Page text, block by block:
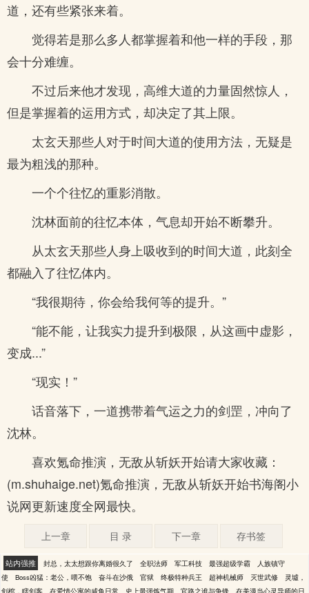
道，还有些紧张来着。
觉得若是那么多人都掌握着和他一样的手段，那
会十分难缠。
不过后来他才发现，高维大道的力量固然惊人，
但是掌握着的运用方式，却决定了其上限。
太玄天那些人对于时间大道的使用方法，无疑是
最为粗浅的那种。
一个个往忆的重影消散。
沈林面前的往忆本体，气息却开始不断攀升。
从太玄天那些人身上吸收到的时间大道，此刻全
都融入了往忆体内。
“我很期待，你会给我何等的提升。”
“能不能，让我实力提升到极限，从这画中虚影，
变成...”
“现实！”
话音落下，一道携带着气运之力的剑罡，冲向了
沈林。
喜欢氪命推演，无敌从斩妖开始请大家收藏：
(m.shuhaige.net)氪命推演，无敌从斩妖开始书海阁小
说网更新速度全网最快。
上一章 目 录 下一章 存书签
站内强推 封总，太太想跟你离婚很久了 全职法师 军工科技 最强超级学霸
人族镇守
使
Boss凶猛：老公，喂不饱 奋斗在沙俄 官狱 终极特种兵王 超神机械师 灭世武修
灵墟，
剑棺，瞎剑客
在爱情公寓的咸鱼日常 史上最强炼气期 官路之谁与争锋 在美漫当心灵导师的日